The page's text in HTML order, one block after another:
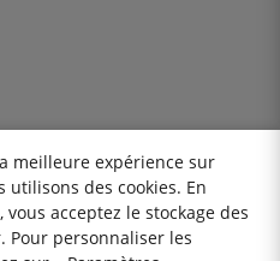
AB
meilleure expérience sur
des cookies. En
acceptez le stockage des
Pour personnaliser les